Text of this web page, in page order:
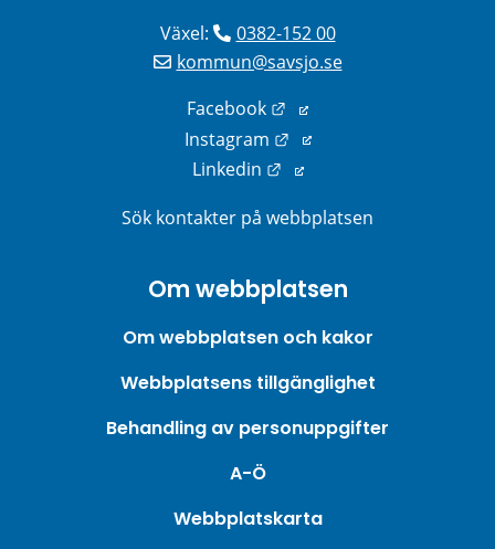
Växel:
0382-152 00
kommun@savsjo.se
Facebook
Länk till annan
Instagram
Länk till annan
Linkedin
Länk till annan webbplats.
Sök kontakter på webbplatsen
Om webbplatsen
Om webbplatsen och kakor
Webbplatsens tillgänglighet
Behandling av personuppgifter
A-Ö
Webbplatskarta